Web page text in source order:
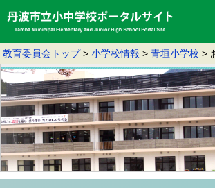
教育委員会トップ > 小学校情報 > 青垣小学校 >